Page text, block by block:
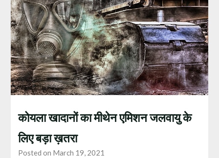
कोयला खादानों का मीथेन एमिशन जलवायु के
लिए बड़ा ख़तरा
Posted on March 19, 2021